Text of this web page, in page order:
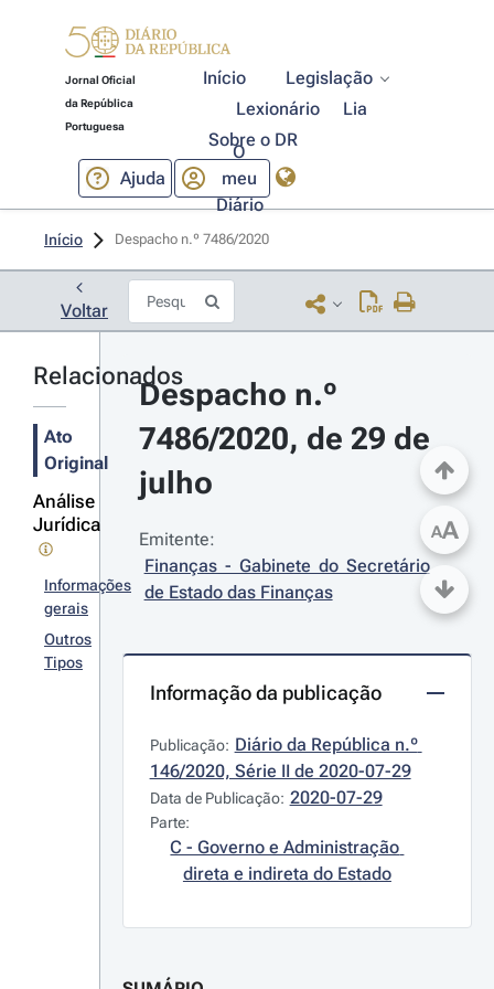
Jornal Oficial
da República
Portuguesa
Início
Legislação
Lexionário
Lia
Sobre o DR
Ajuda
O
meu
Diário
Início Despacho n.º 7486/2020
Voltar
Relacionados
Ato
Original
Análise
Jurídica
Informações
gerais
Outros
Tipos
Despacho n.º
7486/2020, de 29 de
julho
Emitente:
Finanças - Gabinete do Secretário
de Estado das Finanças
Informação da publicação
Publicação: Diário da República n.º
146/2020, Série II de 2020-07-29
Data de Publicação: 2020-07-29
Parte:
C - Governo e Administração
direta e indireta do Estado
AA